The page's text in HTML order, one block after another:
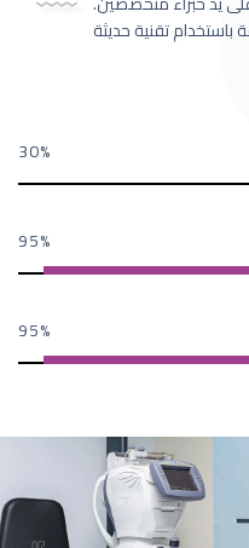
باستخدام تقنية حديثة
30
95
95